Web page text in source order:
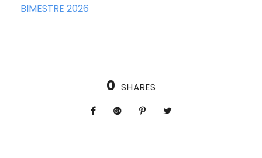
BIMESTRE 2026
0 SHARES